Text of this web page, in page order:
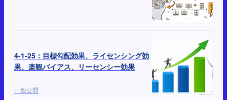
4-1-25：目標勾配効果、ライセンシング効
果、楽観バイアス、リーセンシー効果
一般公開